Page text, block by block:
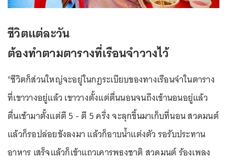
ชีวิตแต่ละวัน
ต้องทำตามตารางที่เรือนจำวางไว้
"ชีวิตก็ส่วนใหญ่จะอยู่ในกฎระเบียบของทางเรือนจำในตาราง
ที่เขาวางอยู่แล้ว เขาวางตั้งแต่ตื่นนอนจนถึงเข้านอนอยู่แล้ว
ตื่นเช้ามาตั้งแต่ตี 5 - ตี 5 ครึ่ง จะลุกขึ้นมาเก็บที่นอน สวดมนต์
แล้วก็รอปล่อยขังลงมา แล้วก็อาบน้ำแต่งตัว รอรับประทาน
อาหาร เสร็จแล้วก็เข้าแถวเคารพธงชาติ สวดมนต์ ร้องเพลง